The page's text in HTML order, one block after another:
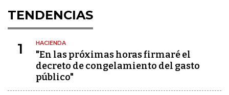
TENDENCIAS
1 HACIENDA
"En las próximas horas firmaré el
decreto de congelamiento del gasto
público"